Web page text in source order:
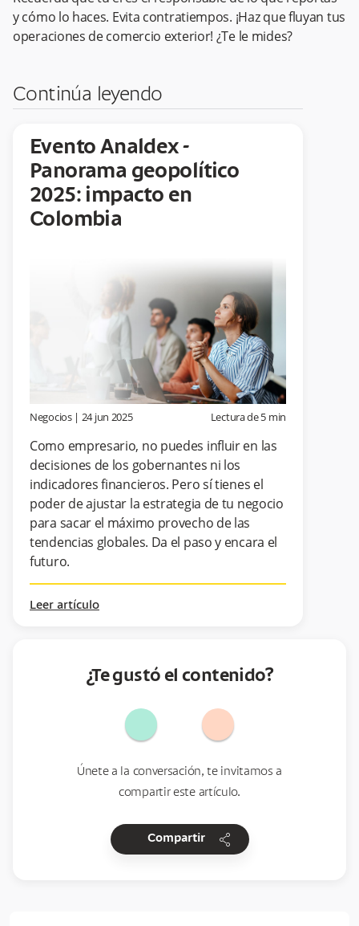
y cómo lo haces. Evita contratiempos. ¡Haz que fluyan tus
operaciones de comercio exterior! ¿Te le mides?
Continúa leyendo
Evento Analdex -
Panorama geopolítico
2025: impacto en
Colombia
Negocios| 24 jun 2025 Lectura de5 min
Como empresario, no puedes influir en las
decisiones de los gobernantes ni los
indicadores financieros. Pero sí tienes el
poder de ajustar la estrategia de tu negocio
para sacar el máximo provecho de las
tendencias globales. Da el paso y encara el
futuro.
Leer artículo
¿Te gustó el contenido?
Únete a la conversación, te invitamos a
compartir este artículo.
Compartir share